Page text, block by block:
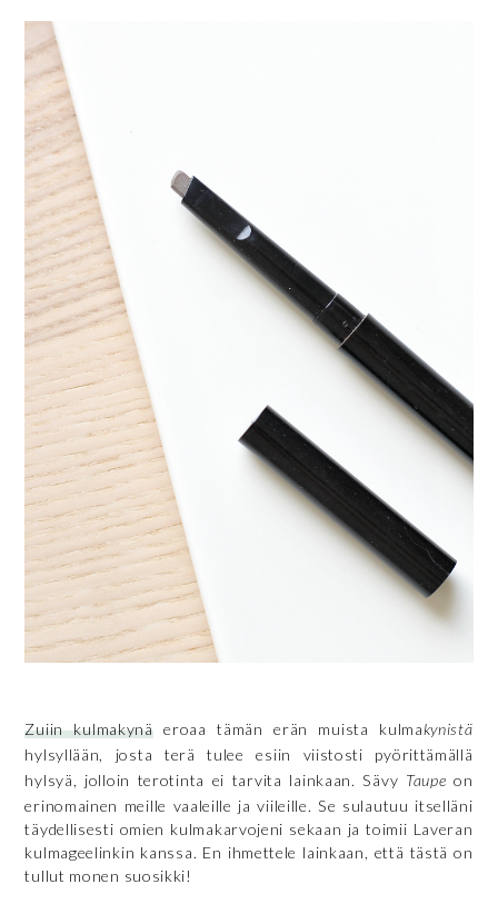
Zuiin kulmakynäeroaa tämän erän muista kulmakynistä
hylsyllään, josta terä tulee esiin viistosti pyörittämällä
hylsyä, jolloin terotinta ei tarvita lainkaan. Sävy Taupeon
erinomainen meille vaaleille ja viileille. Se sulautuu itselläni
täydellisesti omien kulmakarvojeni sekaan ja toimii Laveran
kulmageelinkin kanssa. En ihmettele lainkaan, että tästä on
tullut monen suosikki!